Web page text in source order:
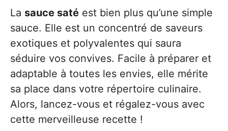
La sauce saté est bien plus qu’une simple
sauce. Elle est un concentré de saveurs
exotiques et polyvalentes qui saura
séduire vos convives. Facile à préparer et
adaptable à toutes les envies, elle mérite
sa place dans votre répertoire culinaire.
Alors, lancez-vous et régalez-vous avec
cette merveilleuse recette !